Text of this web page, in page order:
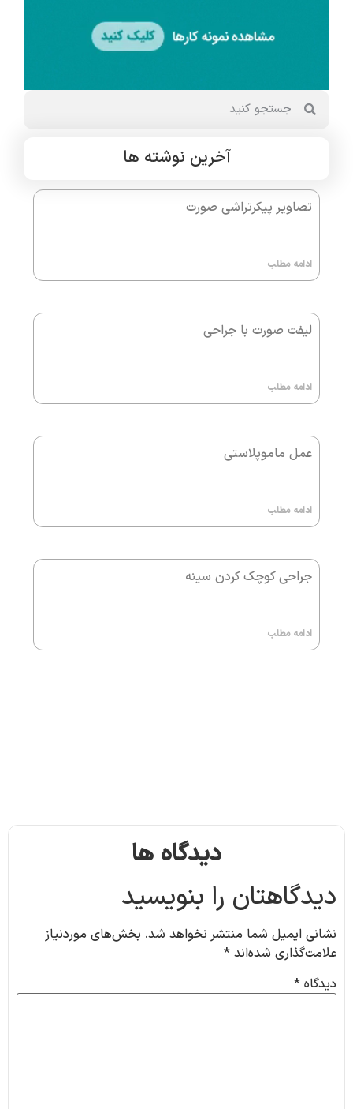
آخرین نوشته ها
تصاویر پیکرتراشی صورت
ادامه مطلب
لیفت صورت با جراحی
ادامه مطلب
عمل ماموپلاستی
ادامه مطلب
جراحی کوچک کردن سینه
ادامه مطلب
دیدگاه ها
دیدگاهتان را بنویسید
نشانی ایمیل شما منتشر نخواهد شد. بخش‌های موردنیاز
علامت‌گذاری شده‌اند *
دیدگاه *